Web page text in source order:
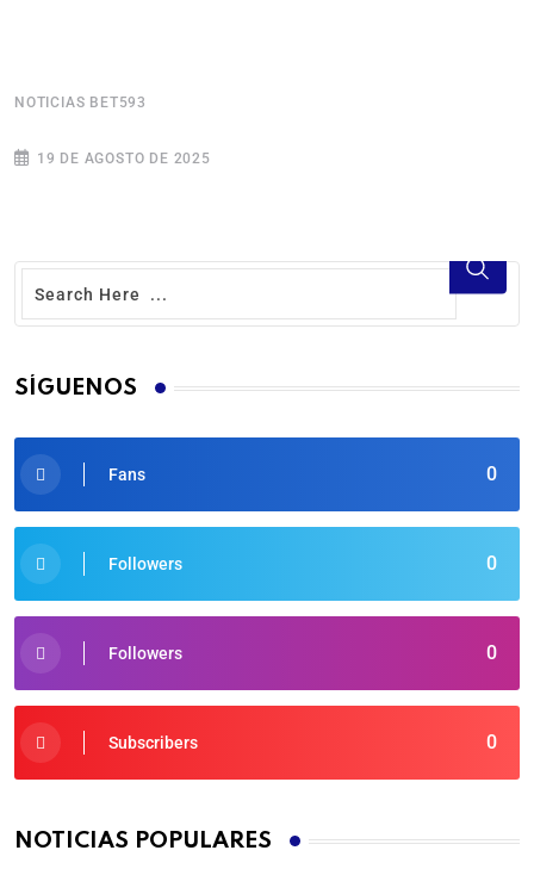
NOTICIAS BET593
19 DE AGOSTO DE 2025
SÍGUENOS
0
Fans
0
Followers
0
Followers
0
Subscribers
NOTICIAS POPULARES